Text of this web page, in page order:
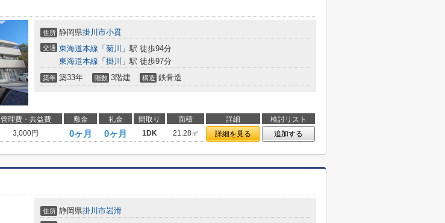
住所 静岡県掛川市小貫
交通 東海道本線 「 菊川 」駅 徒歩94分
東海道本線 「 掛川 」駅 徒歩97分
築年 築33年 階数 3階建 構造 鉄骨造
管理費・共益費 敷金 礼金 間取り 面積 詳細
検討リスト
3,000円 0ヶ月 0ヶ月 1DK 21.28㎡ 詳細を見る 追加する
住所 静岡県掛川市岩滑